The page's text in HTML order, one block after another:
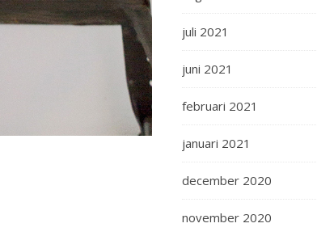
juli 2021
juni 2021
februari 2021
januari 2021
december 2020
november 2020